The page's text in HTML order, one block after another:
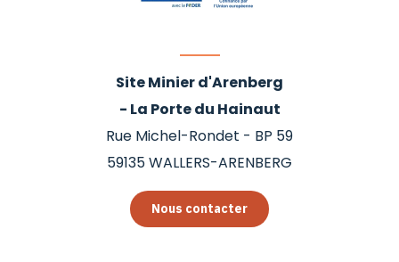
Site Minier d'Arenberg
- La Porte du Hainaut
Rue Michel-Rondet - BP 59
59135WALLERS-ARENBERG
Nous contacter